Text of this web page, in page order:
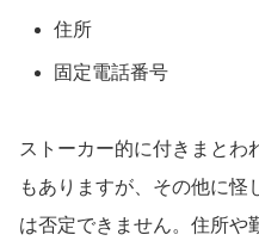
住所
固定電話番号
ストーカー的に付きまとわ
もありますが、その他に怪
は否定できません。住所や